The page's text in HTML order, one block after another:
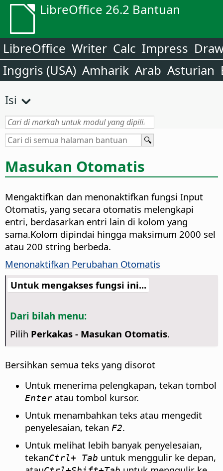
LibreOffice 26.2 Bantuan
LibreOffice Writer Calc Impress
Inggris (USA) Amharik Arab Asturian
Isi
Masukan Otomatis
Mengaktifkan dan menonaktifkan fungsi Input
Otomatis, yang secara otomatis melengkapi
entri, berdasarkan entri lain di kolom yang
sama.Kolom dipindai hingga maksimum 2000 sel
atau 200 string berbeda.
Menonaktifkan Perubahan Otomatis
Untuk mengakses fungsi ini...
Dari bilah menu:
Pilih Perkakas - Masukan Otomatis.
Bersihkan semua teks yang disorot
Untuk menerima pelengkapan, tekan tombol
Enter atau tombol kursor.
Untuk menambahkan teks atau mengedit
penyelesaian, tekan F2.
Untuk melihat lebih banyak penyelesaian,
tekanCtrl+ Tab untuk menggulir ke depan,